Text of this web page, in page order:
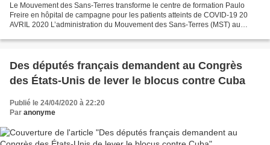
Le Mouvement des Sans-Terres transforme le centre de formation Paulo
Freire en hôpital de campagne pour les patients atteints de COVID-19 20
AVRIL 2020 L’administration du Mouvement des Sans-Terres (MST) au
Des députés français demandent au Congrès
des États-Unis de lever le blocus contre Cuba
Publié le 24/04/2020 à 22:20
Par anonyme